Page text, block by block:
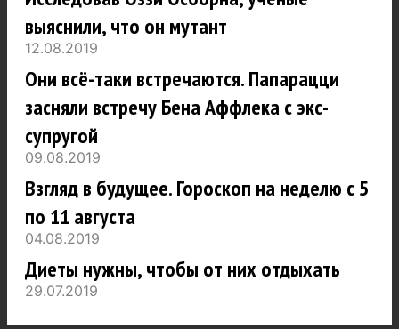
выяснили, что он мутант
12.08.2019
Они всё-таки встречаются. Папарацци
засняли встречу Бена Аффлека с экс-
супругой
09.08.2019
Взгляд в будущее. Гороскоп на неделю с 5
по 11 августа
04.08.2019
Диеты нужны, чтобы от них отдыхать
29.07.2019